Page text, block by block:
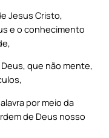
Jesus Cristo,
e o conhecimento
que não mente,
por meio da
de Deus nosso